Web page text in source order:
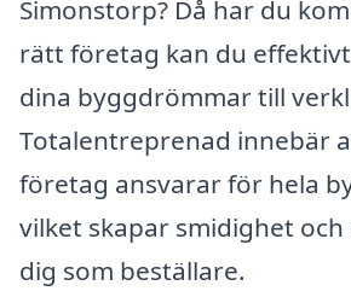
Simonstorp? Då har du
rätt företag kan du
dina byggdrömmar till
Totalentreprenad innebär
företag ansvarar för hela
vilket skapar smidighet
dig som beställare.